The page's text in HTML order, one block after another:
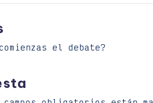
el debate?